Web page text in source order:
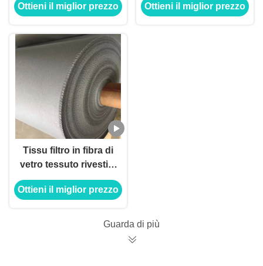
Ottieni il miglior prezzo
chimici da 50 micron,
Ottieni il miglior prezzo
Tissu filtro in fibra di
vetro tessuto rivestito
in silicio per piante
metalliche
Ottieni il miglior prezzo
Guarda di più